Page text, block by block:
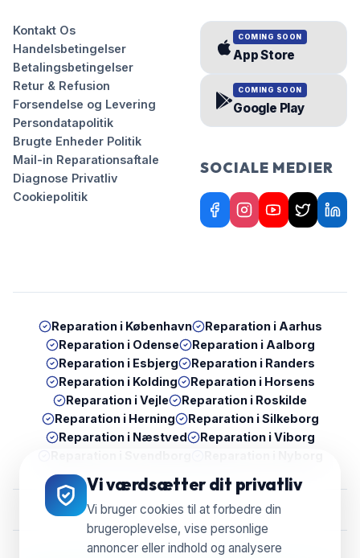
Vi værdsætter dit privatliv
Vi bruger cookies til at forbedre din
brugeroplevelse, vise personlige
annoncer eller indhold og analysere
Kontakt Os
Handelsbetingelser
Betalingsbetingelser
Retur & Refusion
Forsendelse og Levering
Persondatapolitik
Brugte Enheder Politik
Mail-in Reparationsaftale
Diagnose Privatliv
Cookiepolitik
COMING SOON
App Store
COMING SOON
Google Play
SOCIALE MEDIER
Reparation i København Reparation i Aarhus
Reparation i Odense Reparation i Aalborg
Reparation i Esbjerg Reparation i Randers
Reparation i Kolding Reparation i Horsens
Reparation iVejle Reparation i Roskilde
Reparation i Herning Reparation i Silkeborg
Reparation i Næstved Reparation i Viborg